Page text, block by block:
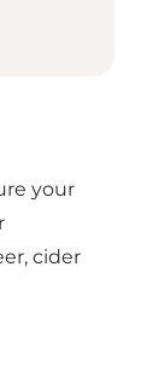
your
cider